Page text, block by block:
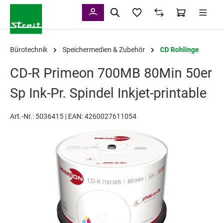
Bürotechnik Speichermedien & Zubehör CD Rohlinge
CD-R Primeon 700MB 80Min 50er
Sp Ink-Pr. Spindel Inkjet-printable
Art.-Nr.: 5036415 | EAN: 4260027611054
Bildergalerie überspringen